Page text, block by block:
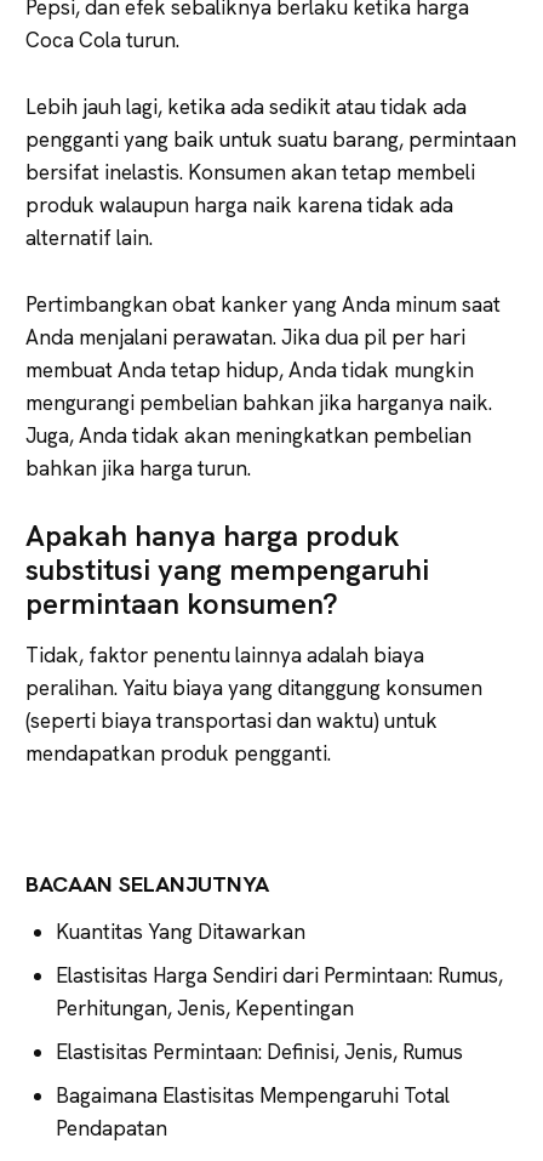
Pepsi, dan efek sebaliknya berlaku ketika harga
Coca Cola turun.
Lebih jauh lagi, ketika ada sedikit atau tidak ada
pengganti yang baik untuk suatu barang, permintaan
bersifat inelastis. Konsumen akan tetap membeli
produk walaupun harga naik karena tidak ada
alternatif lain.
Pertimbangkan obat kanker yang Anda minum saat
Anda menjalani perawatan. Jika dua pil per hari
membuat Anda tetap hidup, Anda tidak mungkin
mengurangi pembelian bahkan jika harganya naik.
Juga, Anda tidak akan meningkatkan pembelian
bahkan jika harga turun.
Apakah hanya harga produk
substitusi yang mempengaruhi
permintaan konsumen?
Tidak, faktor penentu lainnya adalah biaya
peralihan. Yaitu biaya yang ditanggung konsumen
(seperti biaya transportasi dan waktu) untuk
mendapatkan produk pengganti.
BACAAN SELANJUTNYA
Kuantitas Yang Ditawarkan
Elastisitas Harga Sendiri dari Permintaan: Rumus,
Perhitungan, Jenis, Kepentingan
Elastisitas Permintaan: Definisi, Jenis, Rumus
Bagaimana Elastisitas Mempengaruhi Total
Pendapatan